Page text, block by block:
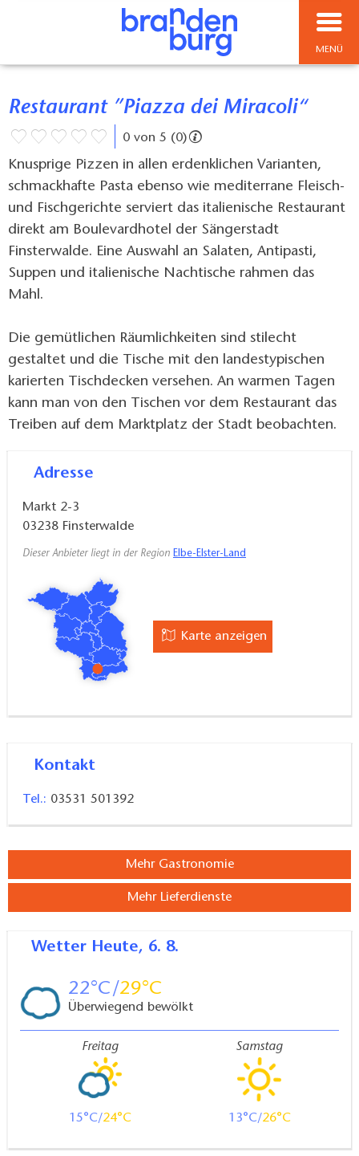
MENÜ
Restaurant ”Piazza dei Miracoli“
0 von 5 (0)
Knusprige Pizzen in allen erdenklichen Varianten,
schmackhafte Pasta ebenso wie mediterrane Fleisch-
und Fischgerichte serviert das italienische Restaurant
direkt am Boulevardhotel der Sängerstadt
Finsterwalde. Eine Auswahl an Salaten, Antipasti,
Suppen und italienische Nachtische rahmen das
Mahl.
Die gemütlichen Räumlichkeiten sind stilecht
gestaltet und die Tische mit den landestypischen
karierten Tischdecken versehen. An warmen Tagen
kann man von den Tischen vor dem Restaurant das
Treiben auf dem Marktplatz der Stadt beobachten.
Adresse
Markt 2-3
03238 Finsterwalde
Dieser Anbieter liegt in der Region Elbe-Elster-Land
Karte anzeigen
Kontakt
Tel.: 03531 501392
Mehr Gastronomie
Mehr Lieferdienste
Wetter Heute, 6. 8.
22 29
Überwiegend bewölkt
Freitag
15 24
Samstag
13 26